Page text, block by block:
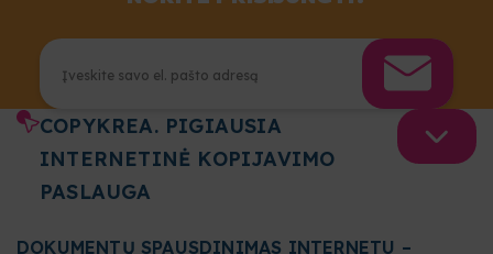
COPYKREA. PIGIAUSIA
INTERNETINĖ KOPIJAVIMO
PASLAUGA
DOKUMENTŲ SPAUSDINIMAS INTERNETU –